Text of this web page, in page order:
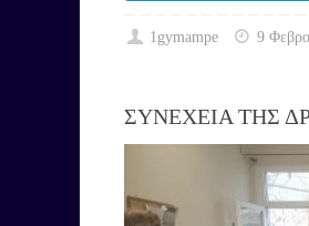
1gymampe 9
ΣΥΝΕΧΕΙΑ ΤΗΣ